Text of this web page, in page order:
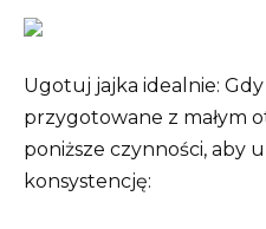
Ugotuj jajka idealnie:
przygotowane z małym
poniższe czynności, aby
konsystencję: